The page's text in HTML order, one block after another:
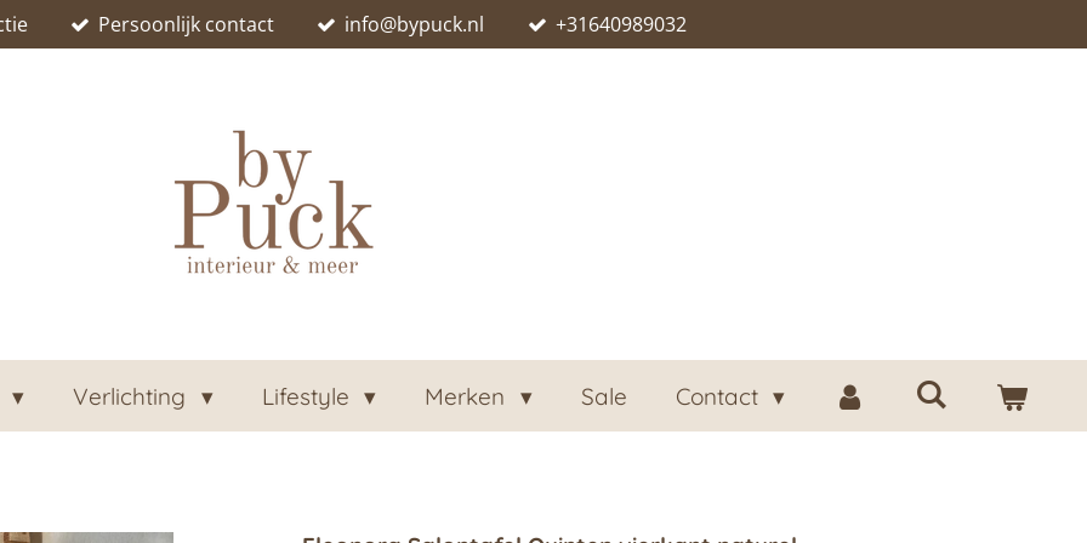
Persoonlijk contact info@bypuck.nl +31640989032
Verlichting Lifestyle Merken Sale Contact